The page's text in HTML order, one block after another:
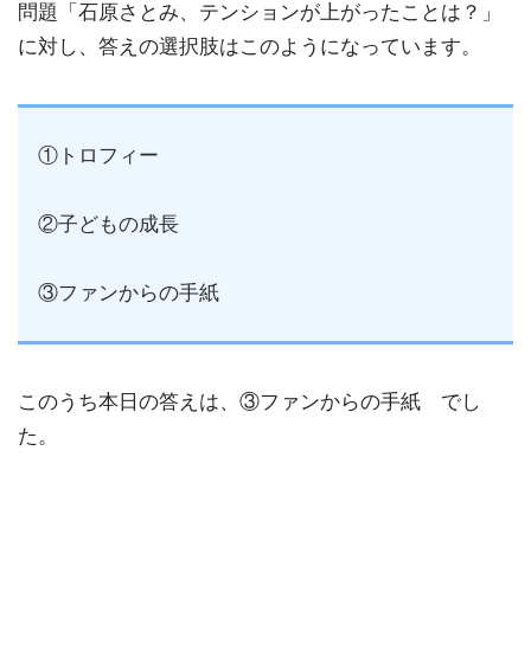
問題「石原さとみ、テンションが上がったことは？」
に対し、答えの選択肢はこのようになっています。
①トロフィー
②子どもの成長
③ファンからの手紙
このうち本日の答えは、③ファンからの手紙 でし
た。